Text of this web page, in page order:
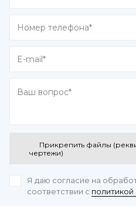
Прикрепить файлы
чертежи)
Я даю согласие на
соответствии с